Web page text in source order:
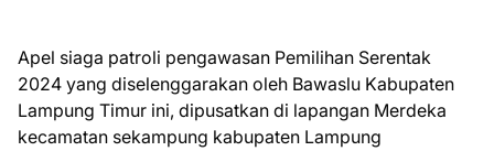
Apel siaga patroli pengawasan Pemilihan Serentak
2024 yang diselenggarakan oleh Bawaslu Kabupaten
Lampung Timur ini, dipusatkan di lapangan Merdeka
kecamatan sekampung kabupaten Lampung